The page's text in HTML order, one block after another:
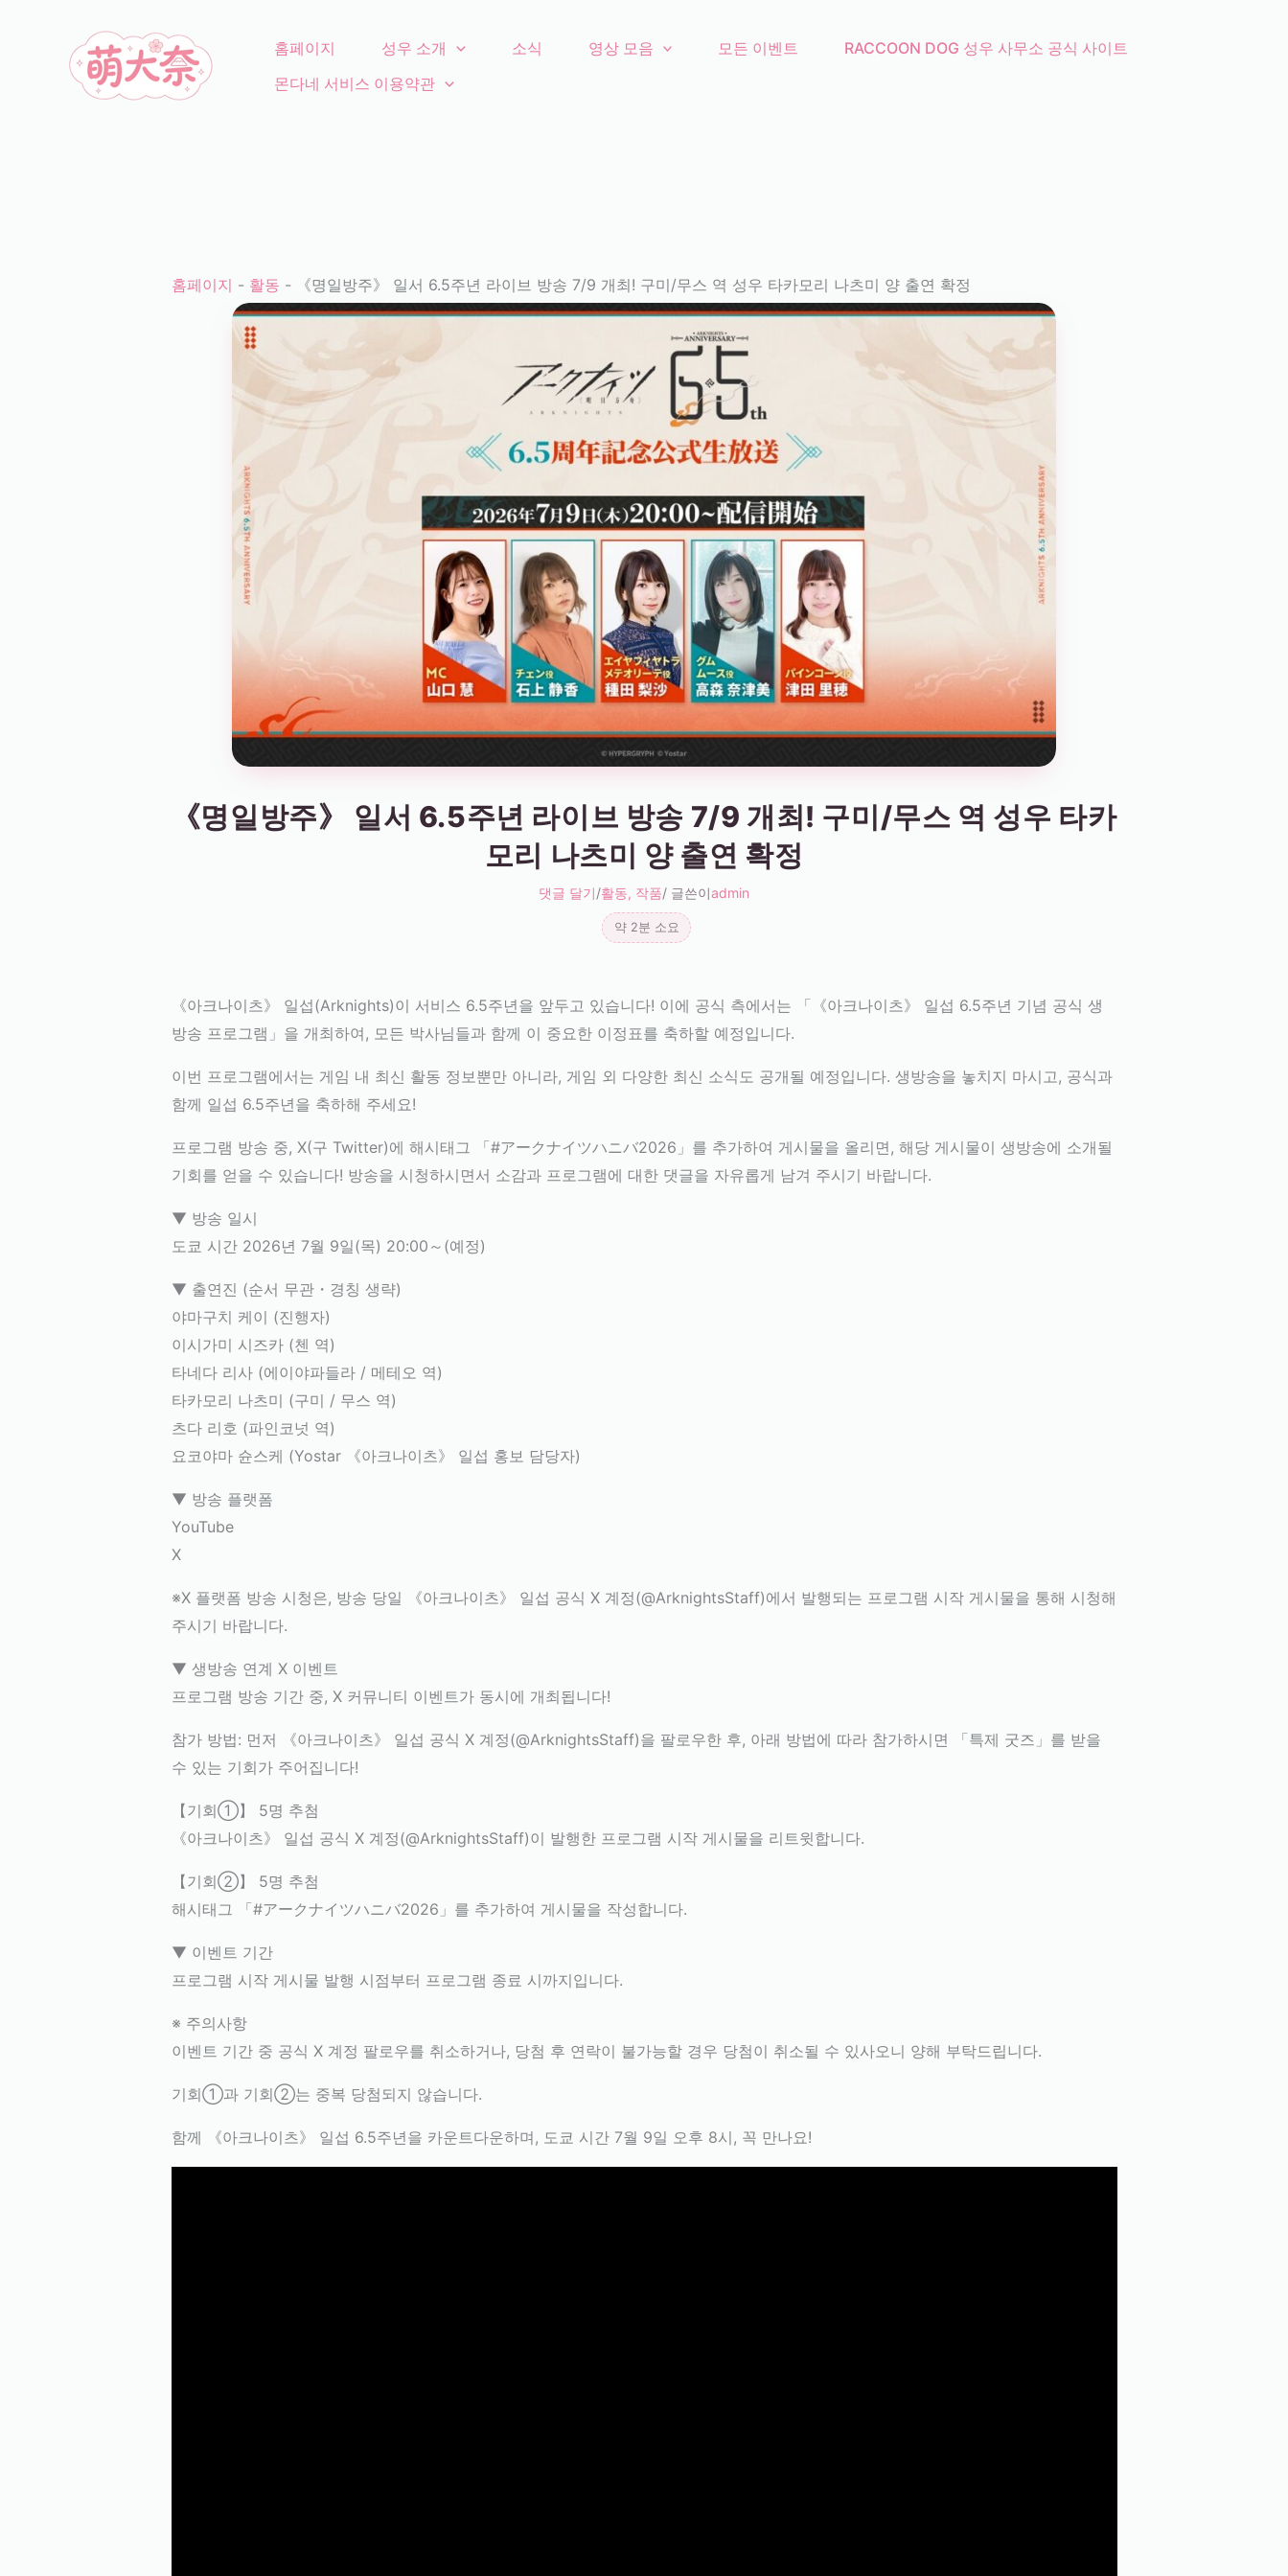
홈페이지 성우 소개 소식 영상 모음 모든 이벤트
RACCOON DOG 성우 사무소 공식 사이트
몬다네 서비스 이용약관
홈페이지 - 활동 - 《명일방주》 일서 6.5주년 라이브 방송 7/9 개최! 구미/무스 역 성우 타카모리 나츠미 양 출연 확정
《명일방주》 일서 6.5주년 라이브 방송 7/9 개최! 구미/무스 역 성우 타카
모리 나츠미 양 출연 확정
댓글 달기/활동, 작품/ 글쓴이admin
약 2분 소요
《아크나이츠》 일섭(Arknights)이 서비스 6.5주년을 앞두고 있습니다! 이에 공식 측에서는 「《아크나이츠》 일섭 6.5주년 기념 공식 생
방송 프로그램」을 개최하여, 모든 박사님들과 함께 이 중요한 이정표를 축하할 예정입니다.
이번 프로그램에서는 게임 내 최신 활동 정보뿐만 아니라, 게임 외 다양한 최신 소식도 공개될 예정입니다. 생방송을 놓치지 마시고, 공식과
함께 일섭 6.5주년을 축하해 주세요!
프로그램 방송 중, X(구 Twitter)에 해시태그 「#アークナイツハニバ2026」를 추가하여 게시물을 올리면, 해당 게시물이 생방송에 소개될
기회를 얻을 수 있습니다! 방송을 시청하시면서 소감과 프로그램에 대한 댓글을 자유롭게 남겨 주시기 바랍니다.
▼ 방송 일시
도쿄 시간 2026년 7월 9일(목) 20:00～(예정)
▼ 출연진 (순서 무관・경칭 생략)
야마구치 케이 (진행자)
이시가미 시즈카 (첸 역)
타네다 리사 (에이야파들라 / 메테오 역)
타카모리 나츠미 (구미 / 무스 역)
츠다 리호 (파인코넛 역)
요코야마 슌스케 (Yostar 《아크나이츠》 일섭 홍보 담당자)
▼ 방송 플랫폼
YouTube
X
※X 플랫폼 방송 시청은, 방송 당일 《아크나이츠》 일섭 공식 X 계정(@ArknightsStaff)에서 발행되는 프로그램 시작 게시물을 통해 시청해
주시기 바랍니다.
▼ 생방송 연계 X 이벤트
프로그램 방송 기간 중, X 커뮤니티 이벤트가 동시에 개최됩니다!
참가 방법: 먼저 《아크나이츠》 일섭 공식 X 계정(@ArknightsStaff)을 팔로우한 후, 아래 방법에 따라 참가하시면 「특제 굿즈」를 받을
수 있는 기회가 주어집니다!
【기회①】 5명 추첨
《아크나이츠》 일섭 공식 X 계정(@ArknightsStaff)이 발행한 프로그램 시작 게시물을 리트윗합니다.
【기회②】 5명 추첨
해시태그 「#アークナイツハニバ2026」를 추가하여 게시물을 작성합니다.
▼ 이벤트 기간
프로그램 시작 게시물 발행 시점부터 프로그램 종료 시까지입니다.
※ 주의사항
이벤트 기간 중 공식 X 계정 팔로우를 취소하거나, 당첨 후 연락이 불가능할 경우 당첨이 취소될 수 있사오니 양해 부탁드립니다.
기회①과 기회②는 중복 당첨되지 않습니다.
함께 《아크나이츠》 일섭 6.5주년을 카운트다운하며, 도쿄 시간 7월 9일 오후 8시, 꼭 만나요!